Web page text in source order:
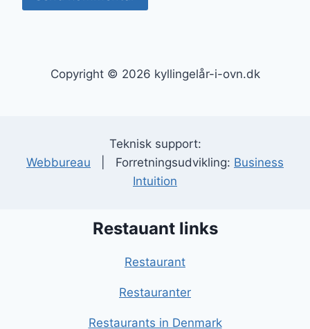
Copyright © 2026 kyllingelår-i-ovn.dk
Teknisk support:
Webbureau | Forretningsudvikling: Business
Intuition
Restauant links
Restaurant
Restauranter
Restaurants in Denmark